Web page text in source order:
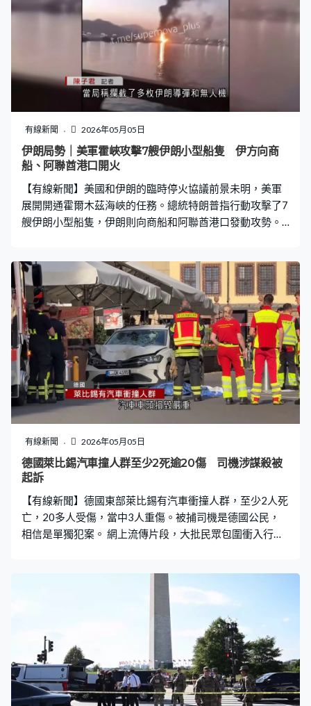
裁員和改革政府架構引起的混亂和影響而獲獎。總統特朗
普重返白宮後，欽點富商馬斯克領導的政府效率部為聯邦
政府執行的瘦身計劃，評審指報道揭示重組架構的混亂，
並深入描繪削減開支對民眾及國家造成的實質影響，亦是
《華盛頓郵報》繼2022年後再度獲得這項殊榮。 值得注意
的是，今屆不少獲獎報道選題都聚焦特朗普政府施政，或
與各類社會議題有關，其中《路透社》報道特朗普如何濫
用行政權力以及支持者的影響力，打擊和報復政敵，贏得
「國家報道獎」。 獲得三項大獎的《紐約時報》則成為今
屆大贏家，當中揭露特朗普無視利益衝突，透過運用權力
道獎」，另外亦以加沙飢荒和巨大破壞的
有線新聞 2026年05月05日
伊朗局勢｜美軍霍峽攻擊7艘伊朗小型船隻 伊方向商
船、阿聯酋港口開火
【有線新聞】美國和伊朗的臨時停火協議前景未明，美軍
展開開通霍爾木茲海峽的任務。總統特朗普指行動攻擊了7
艘伊朗小型船隻，伊朗則向商船和阿聯酋港口發動攻勢。
航行的伊朗小型船隻；過百艘軍機參與任務，護送懸掛美
國旗的商船在海峽航行。馬士基證實旗下一艘船在美軍保
護下通過海峽。伊朗指控美軍攻擊兩艘民用貨船，又聲稱
發射導彈擊中執行任務的美軍護衛艦，但據報護衛艦沒損
毀，已離開相關水域。 阿聯酋富查伊拉石油工業區亦遇襲
起火，當局稱攔截了多枚伊朗導彈和無人機，是美伊達成
臨時停火協議以來，伊朗首次攻擊波斯灣國家。美軍又指
伊朗以巡航導彈、無人機等攻擊商船，網上片段拍到有貨
輪爆炸起火。美國總統特朗普警告若伊朗膽敢在霍爾木茲
海峽或波斯灣攻擊美國船隻，整個國家將從地球消失。 特
朗普又在白宮活動上致辭，首次形容和伊朗的衝突是一場
小型戰爭，又非常滿意美軍的行動。特朗普：「她們沒有
海軍、沒有空軍、沒有防空設備、沒有雷達，甚麼也沒
朗擁有核武，否則你將會面對難以置信的問題
有線新聞 2026年05月05日
德國萊比錫汽車撞人群至少2死逾20傷 司機涉謀殺被
起訴
【有線新聞】德國東部萊比錫有汽車衝撞人群，至少2人死
亡，20多人受傷，當中3人重傷。被捕司機是德國公民，
相信是單獨犯案。 網上流傳片段，大批民眾包圍衝入行人
事發在德國東部薩克森州最大城市萊比錫，一名男子周一
下午5時多，駕車高速闖入行人專用區，撞倒多人後逃走，
民眾湧入附近的教堂躲避。目擊者稱，汽車似乎是被可伸
縮的防撞柱擋住，之後停下來。當局派出約80名消防員和
救護，並出動兩架直升機協助救援。事件中多人受傷，一
名77歲男子和一名63歲女子死亡。 33歲疑犯在德國出
生，居住萊比錫地區，曾患精神病，會被起訴兩項涉嫌謀
殺及至少兩項企圖謀殺控罪，警方正調查犯案動機，未有